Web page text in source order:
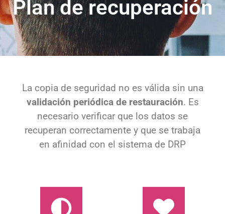
La copia de seguridad no es válida sin una
necesario verificar que los datos se
recuperan correctamente y que se trabaja
en afinidad con el sistema de DRP
Adaptación Respuesta